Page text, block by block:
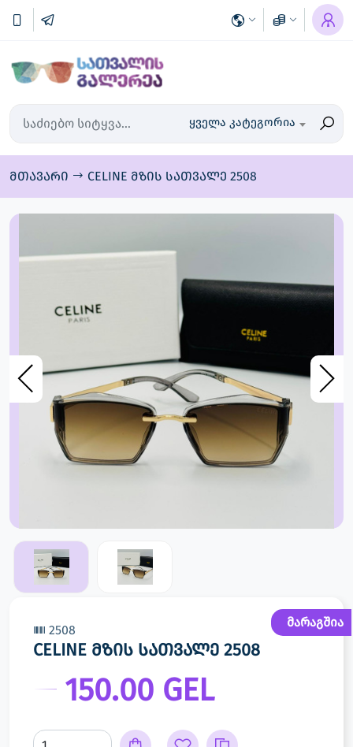
ყველა კატეგორია
მთავარი CELINE მზის სათვალე 2508
2508
მარაგშია
CELINE მზის სათვალე 2508
150.00 GEL